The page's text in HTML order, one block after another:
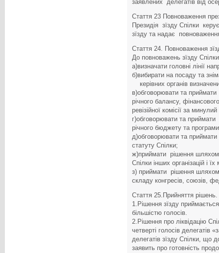
заявлених делегатів від
Стаття 23 Повноваження
Президія зїзду Спілки
зїзду та надає
Стаття 24. Повноваження
До повноважень зїзду
а)визначати головні лінії
б)вибирати на посаду та
керівних органів
в)обговорювати та
річного балансу,
ревізійної комісії за минулий
г)обговорювати та
річного бюджету та
д)обговорювати та
статуту Спілки;
ж)приймати рішення
Спілки інших організацій і
з) приймати рішення
складу конгресів, союзів,
Стаття 25.Прийняття рішень.
1.Рішення зїзду
більшістю голосів.
2.Рішення про ліквідацію
четверті голосів делегатів
делегатів зїзду Спілки, що
заявить про готовність